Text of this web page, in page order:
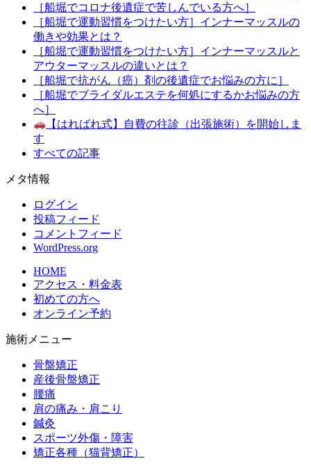
［船堀でコロナ後遺症で苦しんでいる方へ］
［船堀で運動習慣をつけたい方］インナーマッスルの
働きや効果とは？
［船堀で運動習慣をつけたい方］インナーマッスルと
アウターマッスルの違いとは？
［船堀で抗がん（癌）剤の後遺症でお悩みの方に］
［船堀でブライダルエステを何処にするかお悩みの方
へ］
【はればれ式】自費の往診（出張施術）を開始しま
す
すべての記事
メタ情報
ログイン
投稿フィード
コメントフィード
WordPress.org
HOME
アクセス・料金表
初めての方へ
オンライン予約
施術メニュー
骨盤矯正
産後骨盤矯正
腰痛
肩の痛み・肩こり
鍼灸
スポーツ外傷・障害
矯正各種（猫背矯正）